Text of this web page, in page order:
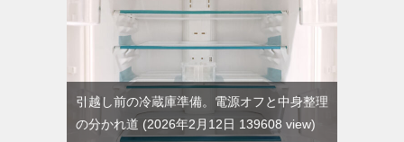
引越し前の冷蔵庫準備。電源オフと中身整理
の分かれ道
2026年2月12日 139608 view